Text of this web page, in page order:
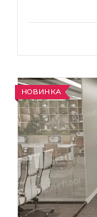
НОВИНКА